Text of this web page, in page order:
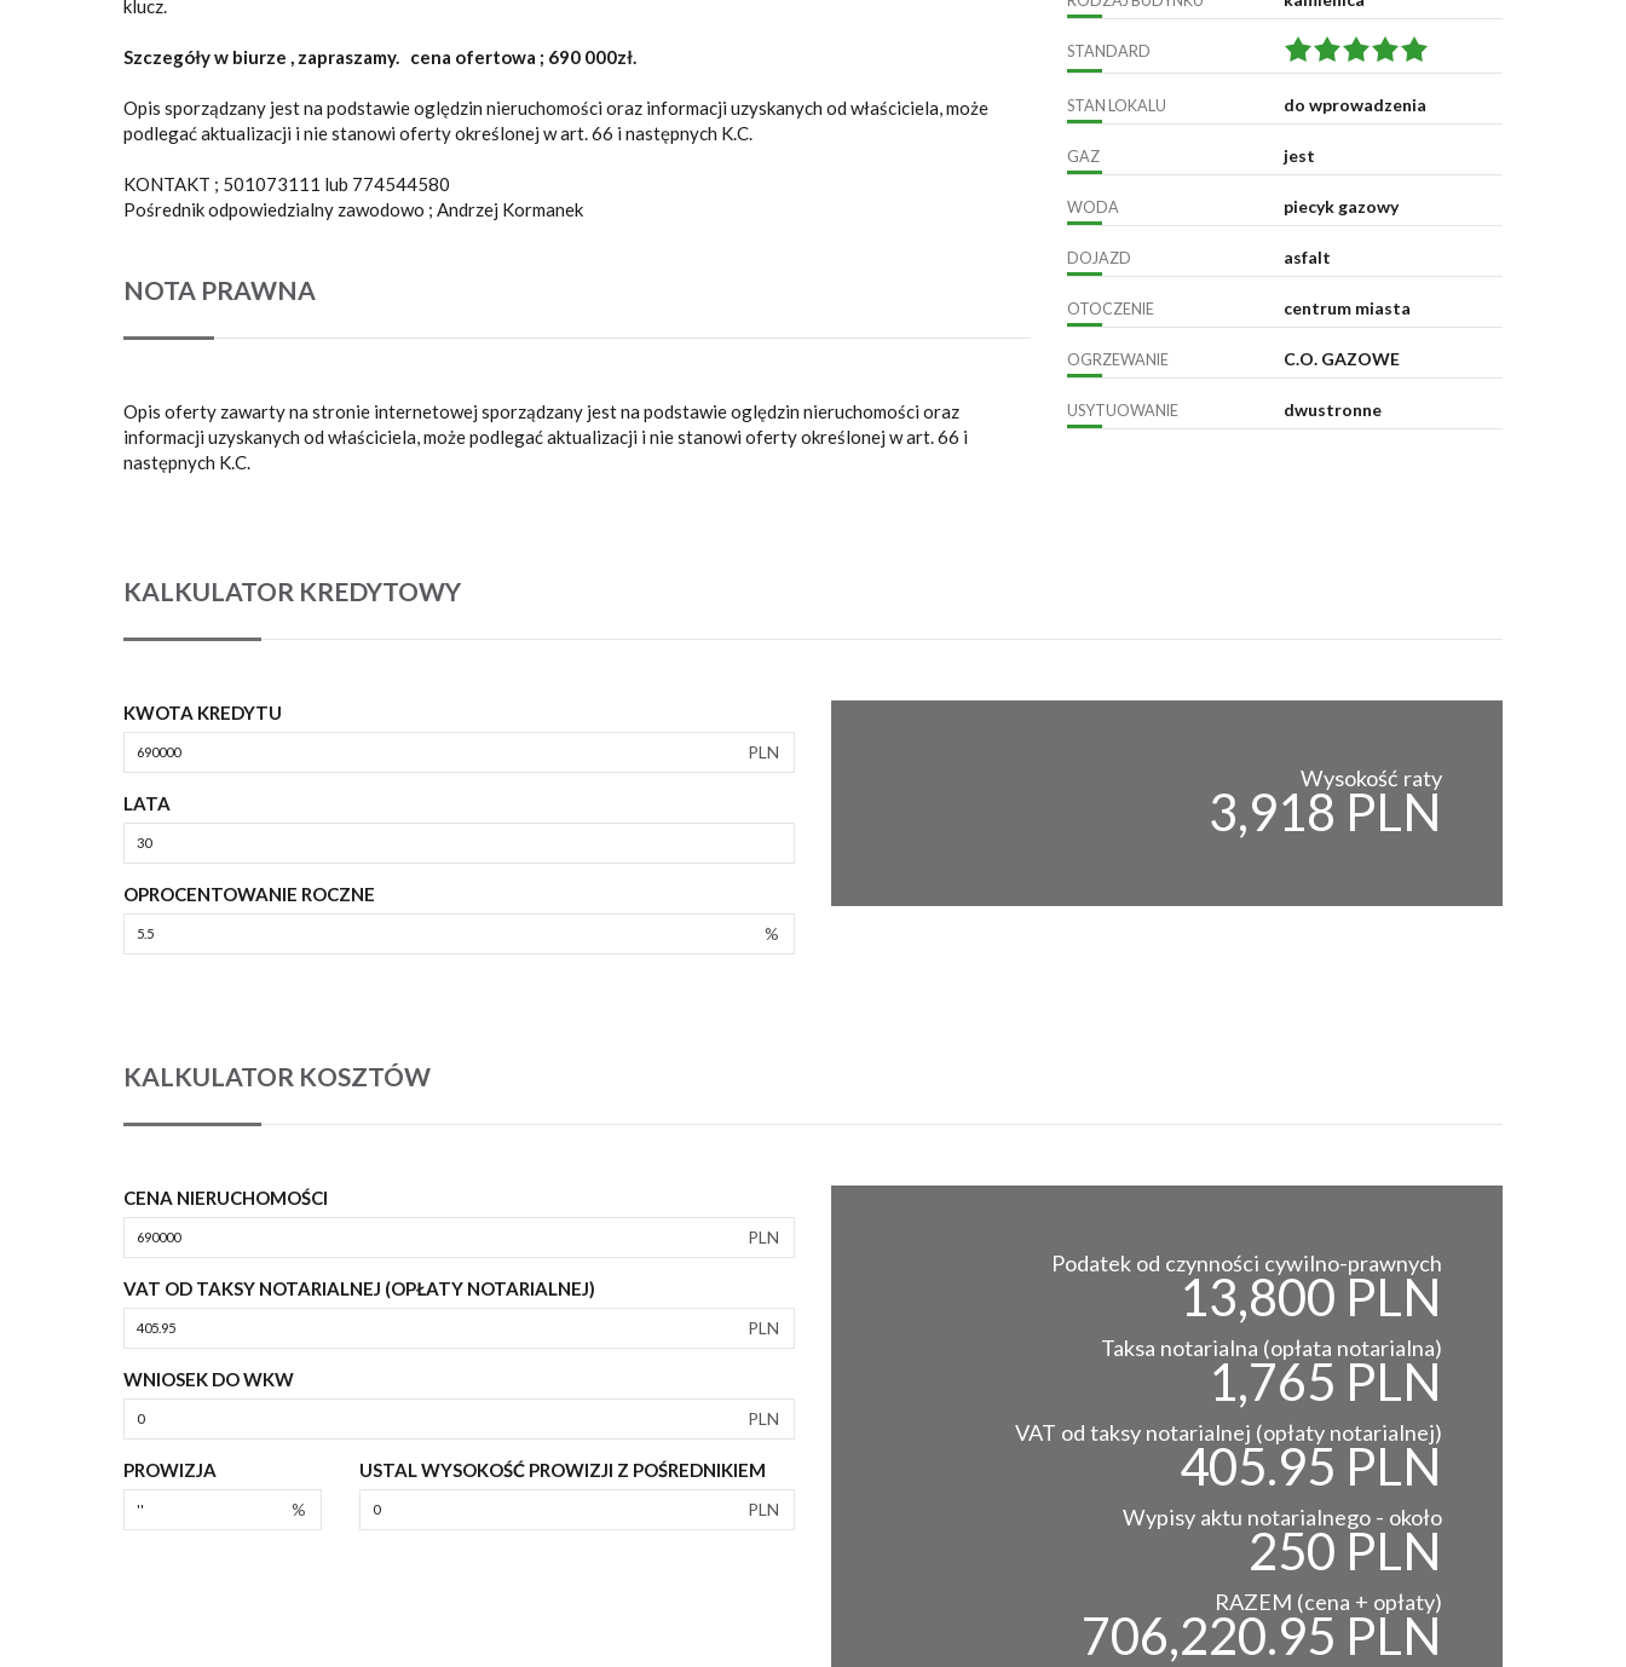
klucz.
Szczegóły w biurze , zapraszamy. cena ofertowa ; 690 000zł.
Opis sporządzany jest na podstawie oględzin nieruchomości oraz informacji uzyskanych od właściciela, może
podlegać aktualizacji i nie stanowi oferty określonej w art. 66 i następnych K.C.
KONTAKT ; 501073111 lub 774544580
Pośrednik odpowiedzialny zawodowo ; Andrzej Kormanek
NOTA PRAWNA
Opis oferty zawarty na stronie internetowej sporządzany jest na podstawie oględzin nieruchomości oraz
informacji uzyskanych od właściciela, może podlegać aktualizacji i nie stanowi oferty określonej w art. 66 i
następnych K.C.
STANDARD
STAN LOKALU do wprowadzenia
GAZ jest
WODA piecyk gazowy
DOJAZD asfalt
OTOCZENIE centrum miasta
OGRZEWANIE C.O. GAZOWE
USYTUOWANIE dwustronne
KALKULATOR KREDYTOWY
KWOTA KREDYTU
PLN
LATA
OPROCENTOWANIE ROCZNE
%
Wysokość raty
3,918 PLN
KALKULATOR KOSZTÓW
CENA NIERUCHOMOŚCI
PLN
VAT OD TAKSY NOTARIALNEJ (OPŁATY NOTARIALNEJ)
PLN
WNIOSEK DO WKW
PLN
PROWIZJA
%
USTAL WYSOKOŚĆ PROWIZJI Z POŚREDNIKIEM
PLN
Podatek od czynności cywilno-prawnych
13,800 PLN
Taksa notarialna (opłata notarialna)
1,765 PLN
VAT od taksy notarialnej (opłaty notarialnej)
405.95 PLN
Wypisy aktu notarialnego - około
250 PLN
RAZEM (cena + opłaty)
706,220.95 PLN